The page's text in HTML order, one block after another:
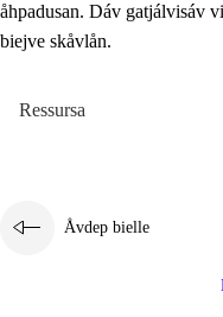
åhpadusan. Dáv gatjálvisáv
biejve skåvlån.
Ressursa
Åvdep bielle